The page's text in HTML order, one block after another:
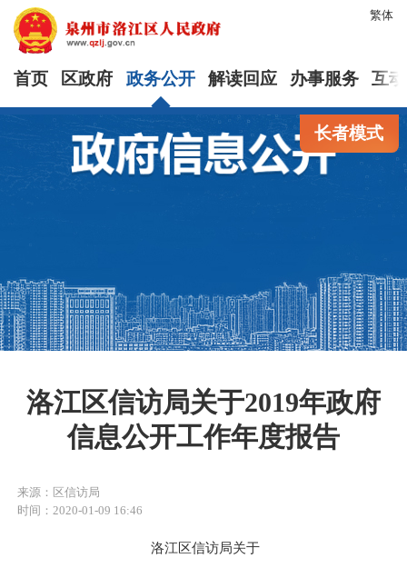
繁体
首页 区政府 政务公开 解读回应 办事服务 互
长者模式
洛江区信访局关于2019年政府
信息公开工作年度报告
来源：区信访局
时间：2020-01-09 16:46
洛江区信访局关于